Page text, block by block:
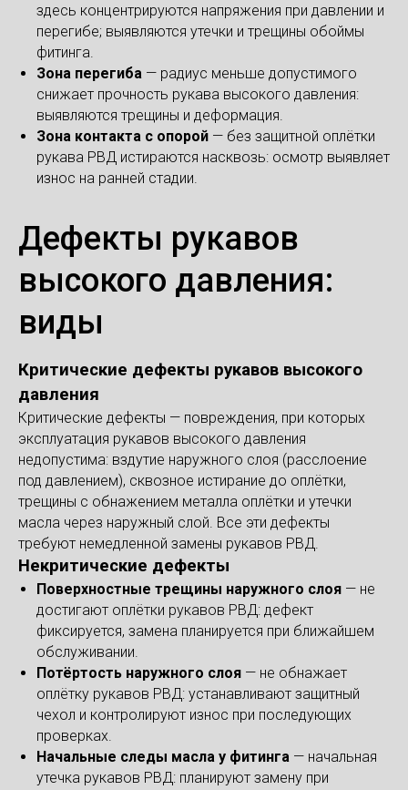
здесь концентрируются напряжения при давлении и
перегибе; выявляются утечки и трещины обоймы
фитинга.
Зона перегиба — радиус меньше допустимого
снижает прочность рукава высокого давления:
выявляются трещины и деформация.
Зона контакта с опорой — без защитной оплётки
рукава РВД истираются насквозь: осмотр выявляет
износ на ранней стадии.
Дефекты рукавов
высокого давления:
виды
Критические дефекты рукавов высокого
давления
Критические дефекты — повреждения, при которых
эксплуатация рукавов высокого давления
недопустима: вздутие наружного слоя (расслоение
под давлением), сквозное истирание до оплётки,
трещины с обнажением металла оплётки и утечки
масла через наружный слой. Все эти дефекты
требуют немедленной замены рукавов РВД.
Некритические дефекты
Поверхностные трещины наружного слоя — не
достигают оплётки рукавов РВД: дефект
фиксируется, замена планируется при ближайшем
обслуживании.
Потёртость наружного слоя — не обнажает
оплётку рукавов РВД: устанавливают защитный
чехол и контролируют износ при последующих
проверках.
Начальные следы масла у фитинга — начальная
утечка рукавов РВД: планируют замену при